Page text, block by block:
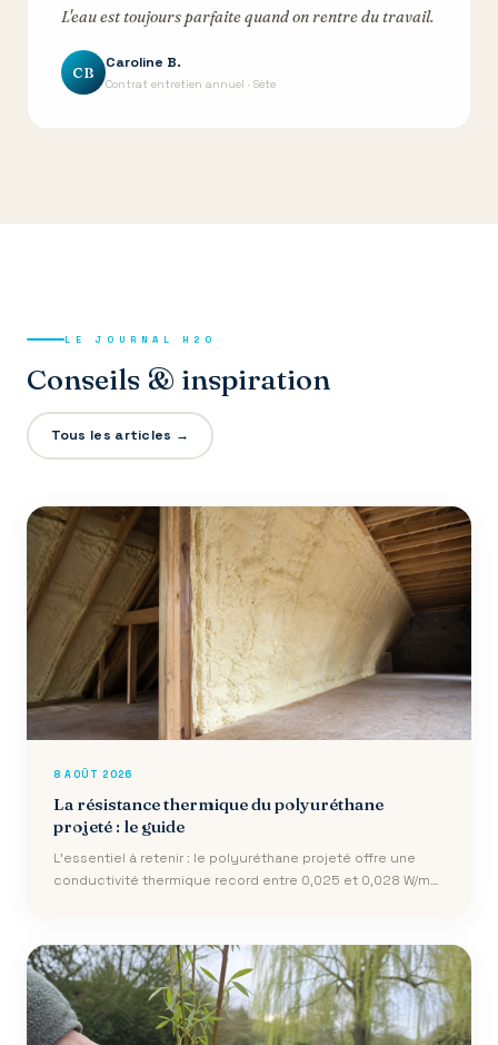
L'eau est toujours parfaite quand on rentre du travail.
CB
Caroline B.
Contrat entretien annuel · Sète
LE JOURNAL H2O
Conseils & inspiration
Tous les articles →
8 AOÛT 2026
La résistance thermique du polyuréthane
projeté : le guide
L’essentiel à retenir : le polyuréthane projeté offre une
conductivité thermique record entre 0,025 et 0,028 W/mK,